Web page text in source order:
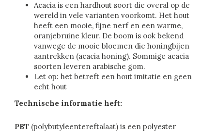
Acacia is een hardhout soort die overal op de
wereld in vele varianten voorkomt. Het hout
heeft een mooie, fijne nerf en een warme,
oranjebruine kleur. De boom is ook bekend
vanwege de mooie bloemen die honingbijen
aantrekken (acacia honing). Sommige acacia
soorten leveren arabische gom.
Let op: het betreft een hout imitatie en geen
echt hout
Technische informatie heft:
PBT (polybutyleentereftalaat) is een polyester